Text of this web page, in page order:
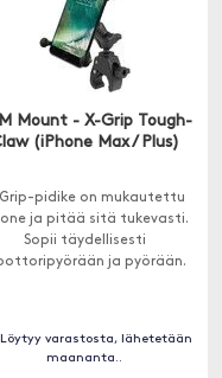
Mount - X-Grip Tough-
(iPhone Max / Plus)
pidike on mukautettu
ja pitää sitä tukevasti.
Sopii täydellisesti
ja pyörään.
Löytyy varastosta, lähetetään
maananta..